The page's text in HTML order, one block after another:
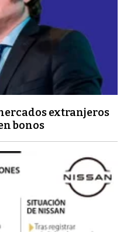
extranjeros
bonos